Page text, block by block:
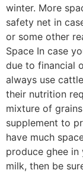
winter. More
safety net in
or some other
Space In case
due to financial
always use
their nutrition
mixture of
supplement to
have much
produce ghee
milk, then be